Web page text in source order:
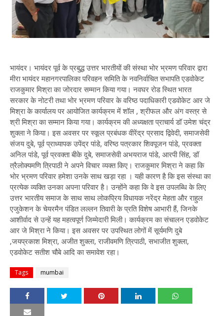
भायंदर। भायंदर पूर्व के प्रबुद्ध उत्तर भारतीयों की संस्था भोर भ्रमण परिवार द्वारा
मीरा भायंदर महानगरपालिका परिवहन समिति के नवनिर्वाचित सभापति एडवोकेट
राजकुमार मिश्रा का जोरदार सम्मान किया गया। नवघर रोड स्थित भारत
सरकार के नोटरी तथा भोर भ्रमण परिवार के वरिष्ठ पदाधिकारी एडवोकेट आर जे
मिश्रा के कार्यालय पर आयोजित कार्यक्रम में शॉल , श्रीफल और अंग वस्त्र से
श्री मिश्रा का सम्मान किया गया। कार्यक्रम की अध्यक्षता प्राचार्य डॉ उमेश चंद्र
शुक्ला ने किया। इस अवसर पर स्कूल प्रबंधक वीरेंद्र प्रसाद द्विवेदी, समाजसेवी
संजय दुबे, पूर्व प्राध्यापक उपेंद्र पांडे, वरिष्ठ पत्रकार शिवपूजन पांडे, प्रवक्ता
अनिल पांडे, पूर्व प्रवक्ता बीके दुबे, समाजसेवी अभयराज पांडे, आरपी सिंह, डॉ
त्रैलोक्यमणि त्रिपाठी ने अपने विचार व्यक्त किए। राजकुमार मिश्रा ने कहा कि
भोर भ्रमण परिवार हमेशा उनके साथ खड़ा रहा । यही कारण है कि इस संस्था का
प्रत्येक व्यक्ति उनका अपना परिवार है। उन्होंने कहा कि वे इस उपलब्धि के लिए
उत्तर भारतीय समाज के साथ साथ लोकप्रिय विधायक नरेंद्र मेहता और राहुल
एजुकेशन के चेयरमैन पंडित लल्लन तिवारी के प्रति विशेष आभारी हैं, जिनके
आशीर्वाद से उन्हें यह महत्वपूर्ण जिम्मेदारी मिली। कार्यक्रम का संचालन एडवोकेट
आर जे मिश्रा ने किया। इस अवसर पर उपस्थित लोगों में सूर्यमणि दुबे
,जयप्रकाश मिश्रा, अजीत शुक्ला, राजीवमणि त्रिपाठी, सभाजीत शुक्ला,
एडवोकेट सतीश चौबे आदि का समावेश रहा।
Tags mumbai